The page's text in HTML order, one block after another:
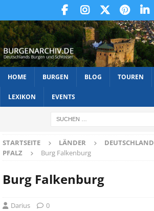
HOME BURGEN BLOG TOUREN
LEXIKON EVENTS
STARTSEITE LÄNDER DEUTSCHLAND
PFALZ
Burg Falkenburg
Burg Falkenburg
Darius 0